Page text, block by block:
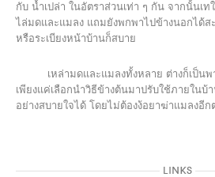
กับ น้ำเปล่า ในอัตราส่วนเท่า ๆ กัน จากนั้นเ
ไล่มดและแมลง แถมยังพกพาไปข้างนอกได้ส
หรือระเบียงหน้าบ้านก็สบาย
เหล่ามดและแมลงทั้งหลาย ต่างก็เป็นพา
เพียงแค่เลือกนำวิธีข้างต้นมาปรับใช้ภายในบ้
อย่างสบายใจได้ โดยไม่ต้องง้อยาฆ่าแมลงอีก